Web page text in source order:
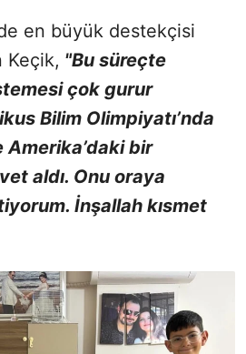
en büyük destekçisi
Keçik, "Bu süreçte
çok gurur
Bilim Olimpiyatı’nda
bir
aldı. Onu oraya
İnşallah kısmet